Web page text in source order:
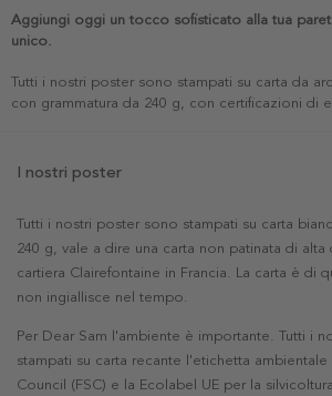
Aggiungi oggi un tocco sofisticato alla tua
unico.
Tutti i nostri poster sono stampati su carta da
con grammatura da 240 g, con certificazioni di
I nostri poster
Tutti i nostri poster sono stampati su carta
240 g, vale a dire una carta non patinata di
cartiera Clairefontaine in Francia. La carta è di
non ingiallisce nel tempo.
Per Dear Sam l'ambiente è importante. Tutti i
stampati su carta recante l'etichetta
Council (FSC) e la Ecolabel UE per la